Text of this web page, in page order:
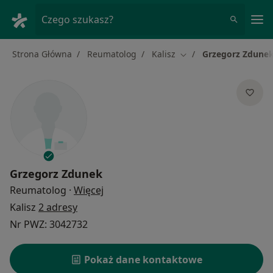
Czego szukasz?
Strona Główna Reumatolog Kalisz Zmień miasto
Grzegorz
Grzegorz Zdunek
Reumatolog · Więcej
Kalisz 2 adresy
Nr PWZ: 3042732
Pokaż dane kontaktowe